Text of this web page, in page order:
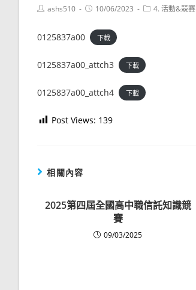
Postashs510
Post10/06/2023
Post4. 活動&競賽
0125837a00 下載
0125837a00_attch3 下載
0125837a00_attch4 下載
Post Views: 139
相關內容
2025第四屆全國高中職信託知識競
賽
09/03/2025